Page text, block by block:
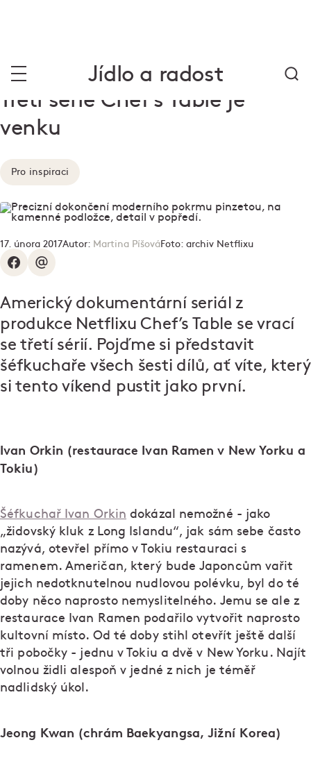
Jídlo a radost
Třetí série Chef’s Table je
venku
Pro inspiraci
17. února 2017Autor: Martina PíšováFoto: archiv Netflixu
Americký dokumentární seriál z
produkce Netflixu Chef’s Table se vrací
se třetí sérií. Pojďme si představit
šéfkuchaře všech šesti dílů, ať víte, který
si tento víkend pustit jako první.
Ivan Orkin (restaurace Ivan Ramen v New Yorku a
Tokiu)
Šéfkuchař Ivan Orkin dokázal nemožné - jako
„židovský kluk z Long Islandu“, jak sám sebe často
nazývá, otevřel přímo v Tokiu restauraci s
ramenem. Američan, který bude Japoncům vařit
jejich nedotknutelnou nudlovou polévku, byl do té
doby něco naprosto nemyslitelného. Jemu se ale z
restaurace Ivan Ramen podařilo vytvořit naprosto
kultovní místo. Od té doby stihl otevřít ještě další
tři pobočky - jednu v Tokiu a dvě v New Yorku. Najít
volnou židli alespoň v jedné z nich je téměř
nadlidský úkol.
Jeong Kwan (chrám Baekyangsa, Jižní Korea)